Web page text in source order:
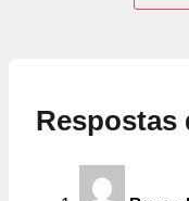
Respostas